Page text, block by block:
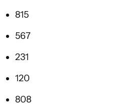
815
567
231
120
808